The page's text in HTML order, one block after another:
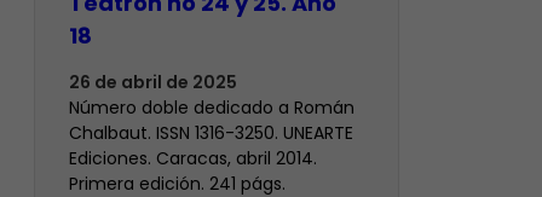
18
26 de abril de 2025
Número doble dedicado a Román
Chalbaut. ISSN 1316-3250. UNEARTE
Ediciones. Caracas, abril 2014.
Primera edición. 241 págs.